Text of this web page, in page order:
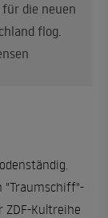
die neuen
flog.
"Traumschiff"-
ZDF-Kultreihe